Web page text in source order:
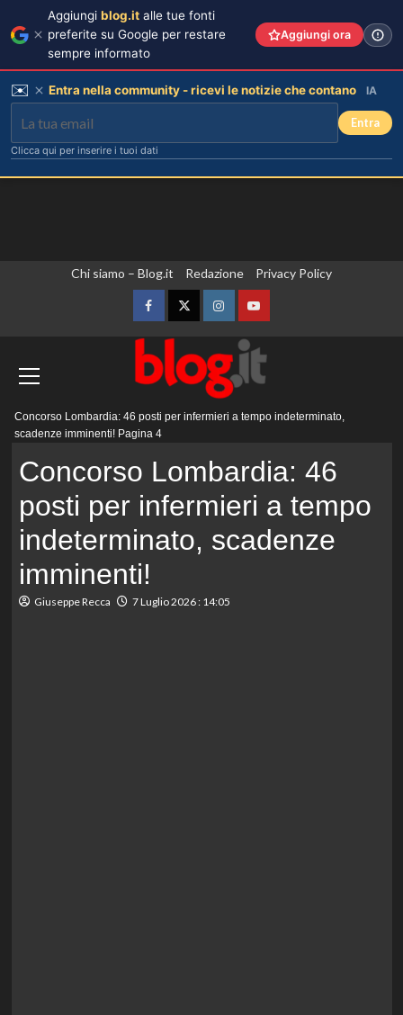
Chi siamo – Blog.it Redazione Privacy Policy
FacebookTwitterInstagramYouTube
principale
Concorso Lombardia: 46 posti per infermieri a tempo indeterminato,
scadenze imminenti! Pagina 4
Concorso Lombardia: 46
posti per infermieri a tempo
indeterminato, scadenze
imminenti!
Giuseppe Recca 7 Luglio 2026 : 14:05
Aggiungi blog.it alle tue fonti
preferite su Google per restare
sempre informato
Aggiungi ora
✉️ Entra nella community - ricevi le notizie che contano IA
Entra
Clicca qui per inserire i tuoi dati